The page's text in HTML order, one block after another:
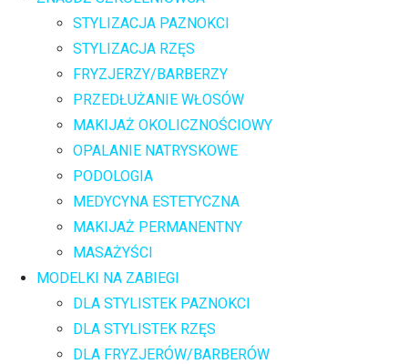
STYLIZACJA PAZNOKCI
STYLIZACJA RZĘS
FRYZJERZY/BARBERZY
PRZEDŁUŻANIE WŁOSÓW
MAKIJAŻ OKOLICZNOŚCIOWY
OPALANIE NATRYSKOWE
PODOLOGIA
MEDYCYNA ESTETYCZNA
MAKIJAŻ PERMANENTNY
MASAŻYŚCI
MODELKI NA ZABIEGI
DLA STYLISTEK PAZNOKCI
DLA STYLISTEK RZĘS
DLA FRYZJERÓW/BARBERÓW